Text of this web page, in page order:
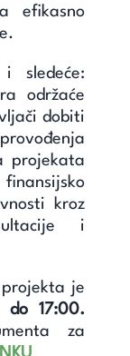
efikasno
sledeće:
održaće
dobiti
projekata
kroz
i
projekta je
do 17:00.
za